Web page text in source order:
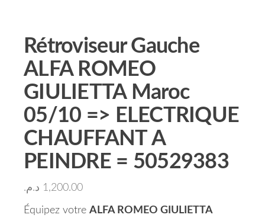
Rétroviseur Gauche
ALFA ROMEO
GIULIETTA Maroc
05/10 => ELECTRIQUE
CHAUFFANT A
PEINDRE = 50529383
1,200.00 د.م.
Équipez votre ALFA ROMEO GIULIETTA